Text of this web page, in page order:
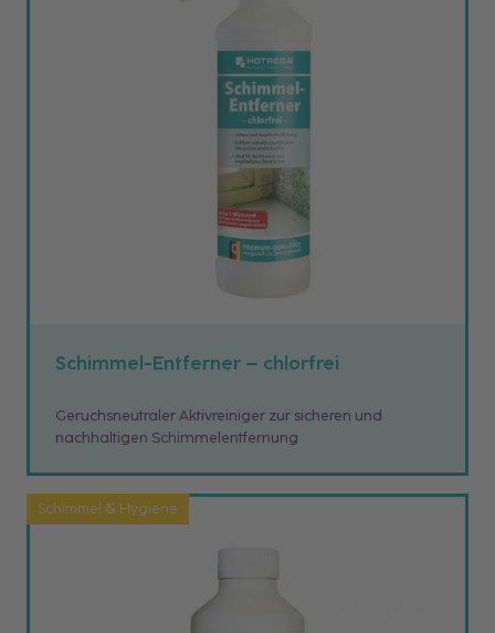
Schimmel-Entferner – chlorfrei
Geruchsneutraler Aktivreiniger zur sicheren und
nachhaltigen Schimmelentfernung
Schimmel & Hygiene